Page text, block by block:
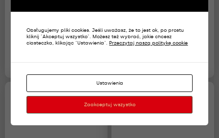
Pagony, pochewki polowe
wersja pustynna starszy
chorąży
21,00zł
Korpusówki Wojska
Polskiego służba
topograficzna
23,00zł
Obsługujemy pliki cookies. Jeśli uważasz, że to jest ok, po prostu
kliknij "Akceptuj wszystko". Możesz też wybrać, jakie chcesz
ciasteczka, klikając "Ustawienia". Przeczytaj naszą politykę cookie
Ustawienia
Zaakceptuj wszystko